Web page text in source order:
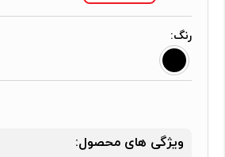
رنگ:
ویژگی های محصول: